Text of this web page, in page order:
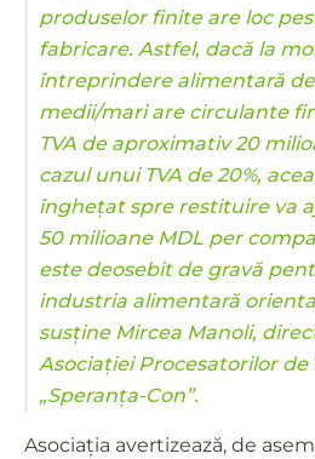
produselor finite are loc
fabricare. Astfel, dacă la
întreprindere alimentară
medii/mari are circulante
TVA de aproximativ 20
cazul unui TVA de 20%,
înghețat spre restituire va
50 milioane MDL per
este deosebit de gravă
industria alimentară
susține Mircea Manoli,
Asociației Procesatorilor
„Speranța-Con”.
Asociația avertizează, de